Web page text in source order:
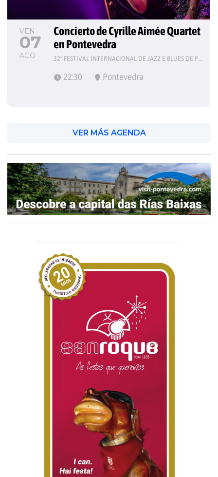
VEN
07
AGO
Concierto de Cyrille Aimée Quartet
en Pontevedra
32º FESTIVAL INTERNACIONAL DE JAZZ E BLUES DE PONTEVEDRA
22:30 Pontevedra
VER MÁS AGENDA